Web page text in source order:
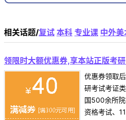
相关话题/复试 本科 专业课 中外美
领限时大额优惠券,享本站正版考
优惠券领取
研考试考证
国500余所
资格考试、